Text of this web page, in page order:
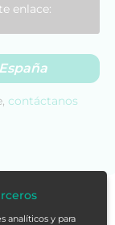
enlace:
contáctanos
analíticos y para